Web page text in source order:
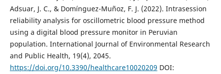
Adsuar, J. C., & Domínguez-Muñoz, F. J. (2022). Intrasession
reliability analysis for oscillometric blood pressure method
using a digital blood pressure monitor in Peruvian
population. International Journal of Environmental Research
and Public Health, 19(4), 2045.
https://doi.org/10.3390/healthcare10020209 DOI: